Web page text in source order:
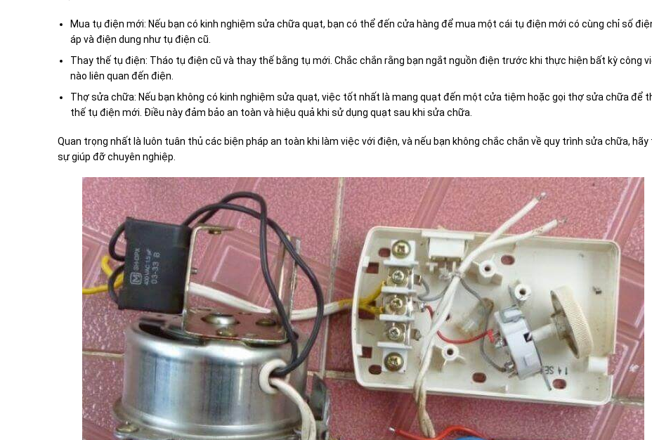
Mua tụ điện mới: Nếu bạn có kinh nghiệm sửa chữa quạt, bạn có thể đến cửa hàng để mua một cái tụ điện mới có cùng chỉ số
áp và điện dung như tụ điện cũ.
Thay thế tụ điện: Tháo tụ điện cũ và thay thế bằng tụ mới. Chắc chắn rằng bạn ngắt nguồn điện trước khi thực hiện bất kỳ công
nào liên quan đến điện.
Thợ sửa chữa: Nếu bạn không có kinh nghiệm sửa quạt, việc tốt nhất là mang quạt đến một cửa tiệm hoặc gọi thợ sửa chữa để
thế tụ điện mới. Điều này đảm bảo an toàn và hiệu quả khi sử dụng quạt sau khi sửa chữa.
Quan trọng nhất là luôn tuân thủ các biện pháp an toàn khi làm việc với điện, và nếu bạn không chắc chắn về quy trình sửa chữa, hãy
sự giúp đỡ chuyên nghiệp.